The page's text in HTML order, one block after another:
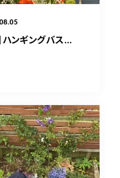
ハンギングバス...